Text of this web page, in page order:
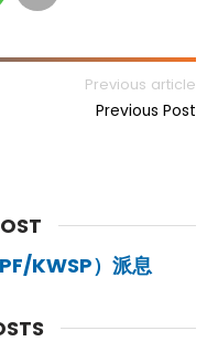
Previous article
Previous Post
KWSP）派息